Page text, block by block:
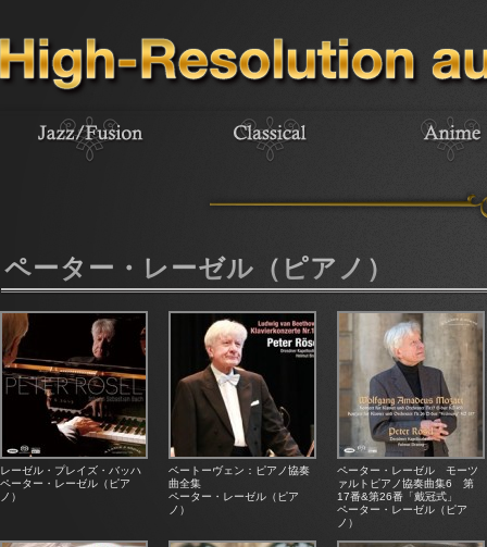
ペーター・レーゼル（ピアノ）
レーゼル・プレイズ・バッハ
ペーター・レーゼル（ピア
ノ）
ベートーヴェン：ピアノ協奏
曲全集
ペーター・レーゼル（ピア
ノ）
ペーター・レーゼル モーツ
ァルトピアノ協奏曲集6 第
17番&第26番「戴冠式」
ペーター・レーゼル（ピア
ノ）